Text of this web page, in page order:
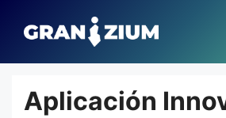
para
conteúdo
Aplicación